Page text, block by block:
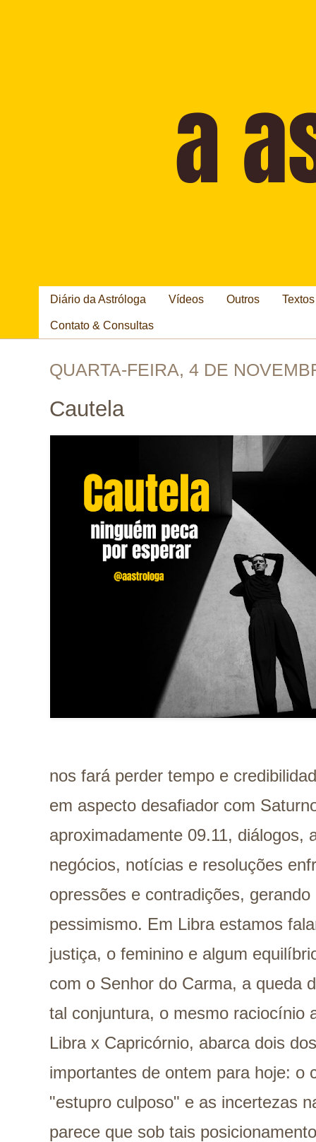
Diário da Astróloga Vídeos Outros
Contato & Consultas
QUARTA-FEIRA, 4 DE
Cautela
nos fará perder tempo e
em aspecto desafiador com
aproximadamente 09.11, diálogos,
negócios, notícias e resoluções
opressões e contradições,
pessimismo. Em Libra estamos
justiça, o feminino e algum
com o Senhor do Carma, a queda
tal conjuntura, o mesmo raciocínio
Libra x Capricórnio, abarca dois
importantes de ontem para hoje: o
"estupro culposo" e as incertezas
parece que sob tais